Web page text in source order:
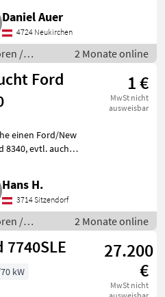
Daniel Auer
4724 Neukirchen
/
2 Monate online
Ford
1 €
MwSt nicht
ausweisbar
einen Ford/New
evtl. auch
Traktoren
Hans H.
3714 Sitzendorf
/
2 Monate online
7740SLE
27.200
€
MwSt nicht
kW